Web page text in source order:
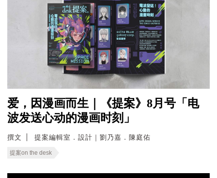
爱，因漫画而生｜《提案》8月号「电
波发送心动的漫画时刻」
撰文 提案編輯室．設計｜劉乃嘉．陳庭佑
提案on the desk